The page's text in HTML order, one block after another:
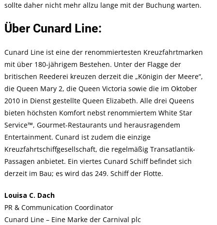
sollte daher nicht mehr allzu lange mit der Buchung warten.
Über Cunard Line:
Cunard Line ist eine der renommiertesten Kreuzfahrtmarken
mit über 180-jährigem Bestehen. Unter der Flagge der
britischen Reederei kreuzen derzeit die „Königin der Meere“,
die Queen Mary 2, die Queen Victoria sowie die im Oktober
2010 in Dienst gestellte Queen Elizabeth. Alle drei Queens
bieten höchsten Komfort nebst renommiertem White Star
Service™, Gourmet-Restaurants und herausragendem
Entertainment. Cunard ist zudem die einzige
Kreuzfahrtschiffgesellschaft, die regelmäßig Transatlantik-
Passagen anbietet. Ein viertes Cunard Schiff befindet sich
derzeit im Bau; es wird das 249. Schiff der Flotte.
Louisa C. Dach
PR & Communication Coordinator
Cunard Line – Eine Marke der Carnival plc